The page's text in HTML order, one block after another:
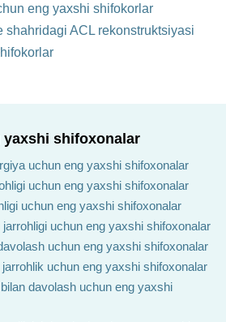
eng yaxshi shifokorlar
shahridagi ACL rekonstruktsiyasi
shifoxonalar
uchun eng yaxshi shifoxonalar
uchun eng yaxshi shifoxonalar
uchun eng yaxshi shifoxonalar
uchun eng yaxshi shifoxonalar
uchun eng yaxshi shifoxonalar
uchun eng yaxshi shifoxonalar
davolash uchun eng yaxshi